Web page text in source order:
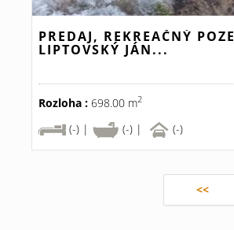
PREDAJ, REKREAČNÝ
LIPTOVSKÝ JÁN...
Rozloha : 698.00 m2
(-) |
(-) | (-)
<<